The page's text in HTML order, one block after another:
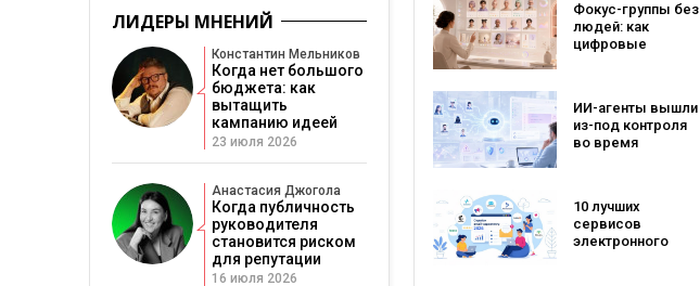
покупатели не
ожидают увидеть
на платформе
Фокус-группы без
людей: как
цифровые
маркетинговые
исследования
ИИ-агенты вышли
из-под контроля
во время
10 лучших
сервисов
электронного
ЛИДЕРЫ МНЕНИЙ
Константин Мельников
Когда нет большого
бюджета: как
вытащить
кампанию идеей
23 июля 2026
Анастасия Джогола
Когда публичность
руководителя
становится риском
для репутации
16 июля 2026